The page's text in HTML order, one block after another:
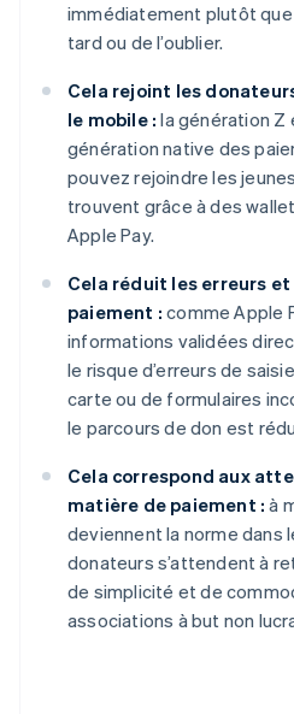
immédiatement plutôt
tard ou de l’oublier.
Cela rejoint les
le mobile : la génération Z
génération native des
pouvez rejoindre les
trouvent grâce à des
Apple Pay.
Cela réduit les erreurs et
paiement : comme Apple
informations validées
le risque d’erreurs de
carte ou de formulaires
le parcours de don est
Cela correspond aux
matière de paiement : à
deviennent la norme dans
donateurs s’attendent à
de simplicité et de
associations à but non